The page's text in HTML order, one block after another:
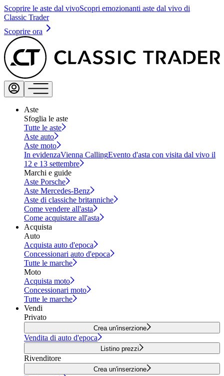
Scoprire le aste dal vivoScopri emozionanti aste dal vivo di
Classic Trader
Scoprire ora
Aste
Sfoglia le aste
Tutte le aste
Aste auto
Aste moto
In evidenzaVienna CallingEvento d'asta con visita dal vivo il
12 e 13 settembre
Marchi e guide
Aste Porsche
Aste Mercedes-Benz
Aste di classiche britanniche
Come vendere all'asta
Come acquistare all'asta
Acquista
Auto
Acquista auto d'epoca
Concessionari auto d'epoca
Tutte le marche
Moto
Acquista moto
Concessionari moto
Tutte le marche
Vendi
Privato
Crea un'inserzione
Vendita di auto d'epoca
Listino prezzi
Rivenditore
Crea un'inserzione